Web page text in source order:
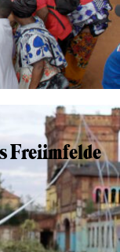
Freiimfelde